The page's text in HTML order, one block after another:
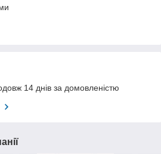
14 днів за домовленістю